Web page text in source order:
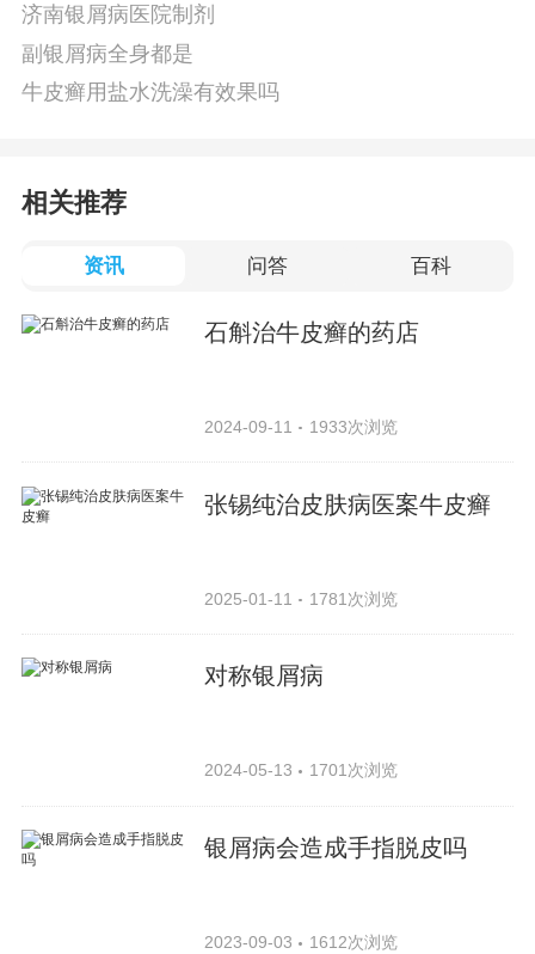
济南银屑病医院制剂
副银屑病全身都是
牛皮癣用盐水洗澡有效果吗
相关推荐
资讯 问答 百科
石斛治牛皮癣的药店
2024-09-11 1933次浏览
张锡纯治皮肤病医案牛皮癣
2025-01-11 1781次浏览
对称银屑病
2024-05-13 1701次浏览
银屑病会造成手指脱皮吗
2023-09-03 1612次浏览